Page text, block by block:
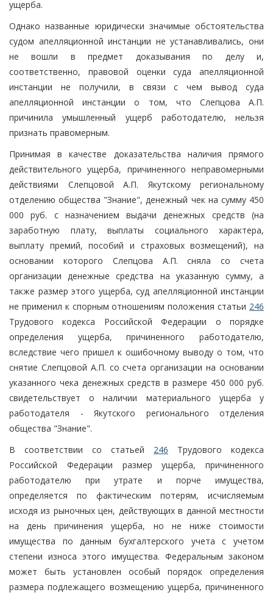
ущерба.
Однако названные юридически значимые обстоятельства
судом апелляционной инстанции не устанавливались, они
не вошли в предмет доказывания по делу и,
соответственно, правовой оценки суда апелляционной
инстанции не получили, в связи с чем вывод суда
апелляционной инстанции о том, что Слепцова А.П.
причинила умышленный ущерб работодателю, нельзя
признать правомерным.
Принимая в качестве доказательства наличия прямого
действительного ущерба, причиненного неправомерными
действиями Слепцовой А.П. Якутскому региональному
отделению общества "Знание", денежный чек на сумму 450
000 руб. с назначением выдачи денежных средств (на
заработную плату, выплаты социального характера,
выплату премий, пособий и страховых возмещений), на
основании которого Слепцова А.П. сняла со счета
организации денежные средства на указанную сумму, а
также размер этого ущерба, суд апелляционной инстанции
не применил к спорным отношениям положения статьи 246
Трудового кодекса Российской Федерации о порядке
определения ущерба, причиненного работодателю,
вследствие чего пришел к ошибочному выводу о том, что
снятие Слепцовой А.П. со счета организации на основании
указанного чека денежных средств в размере 450 000 руб.
свидетельствует о наличии материального ущерба у
работодателя - Якутского регионального отделения
общества "Знание".
В соответствии со статьей 246 Трудового кодекса
Российской Федерации размер ущерба, причиненного
работодателю при утрате и порче имущества,
определяется по фактическим потерям, исчисляемым
исходя из рыночных цен, действующих в данной местности
на день причинения ущерба, но не ниже стоимости
имущества по данным бухгалтерского учета с учетом
степени износа этого имущества. Федеральным законом
может быть установлен особый порядок определения
размера подлежащего возмещению ущерба, причиненного